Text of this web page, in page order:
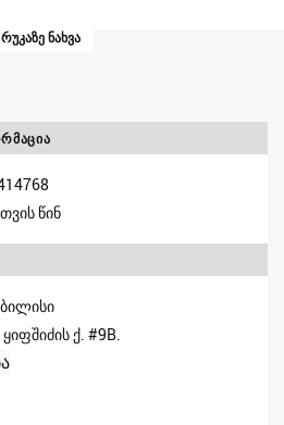
ᲠᲣᲙᲐᲖᲔ ᲜᲐᲮᲕᲐ
წინ
ყიფშიძის ქ. #9B.